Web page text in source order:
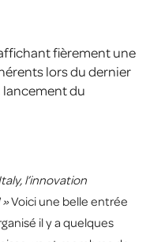
fièrement une
lors du dernier
lancement du
l’innovation
»Voici une belle entrée
il y a quelques